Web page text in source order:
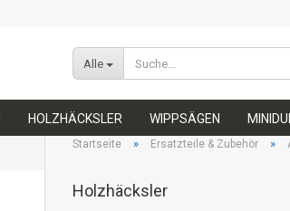
Alle
HOLZHÄCKSLER WIPPSÄGEN
Startseite » Ersatzteile & Zubehör »
Holzhäcksler